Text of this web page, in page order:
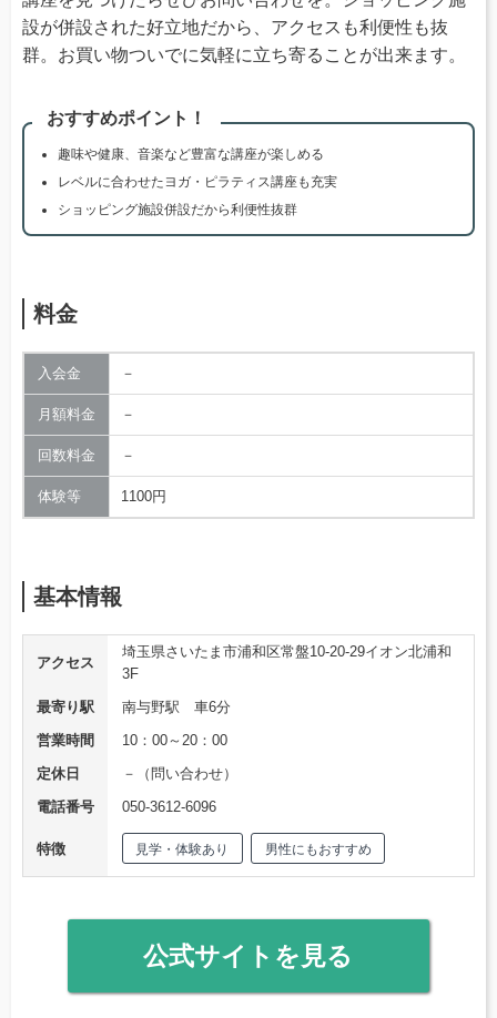
設が併設された好立地だから、アクセスも利便性も抜
群。お買い物ついでに気軽に立ち寄ることが出来ます。
おすすめポイント！
趣味や健康、音楽など豊富な講座が楽しめる
レベルに合わせたヨガ・ピラティス講座も充実
ショッピング施設併設だから利便性抜群
料金
入会金 －
月額料金 －
回数料金 －
体験等 1100円
基本情報
アクセス
埼玉県さいたま市浦和区常盤10-20-29イオン北浦和
3F
最寄り駅
南与野駅 車6分
営業時間
10：00～20：00
定休日
－（問い合わせ）
電話番号
050-3612-6096
特徴 見学・体験あり 男性にもおすすめ
公式サイトを見る